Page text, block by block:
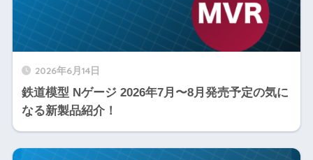
2026年6月14日
鉄道模型 Nゲージ 2026年7月〜8月発売予定の気に
なる新製品紹介！